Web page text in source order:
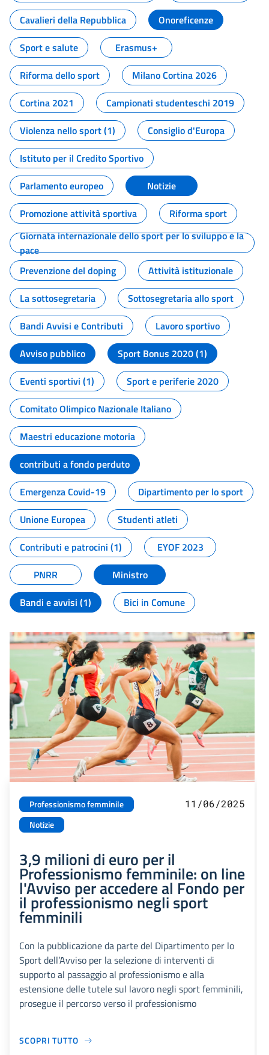
Cavalieri della Repubblica
Onoreficenze
Sport e salute
Erasmus+
Riforma dello sport
Milano Cortina 2026
Cortina 2021
Campionati studenteschi 2019
Violenza nello sport (1)
Consiglio d'Europa
Istituto per il Credito Sportivo
Parlamento europeo
Notizie
Promozione attività sportiva
Riforma sport
Giornata internazionale dello sport per lo sviluppo e la
pace
Prevenzione del doping
Attività istituzionale
La sottosegretaria
Sottosegretaria allo sport
Bandi Avvisi e Contributi
Lavoro sportivo
Avviso pubblico
Sport Bonus 2020 (1)
Eventi sportivi (1)
Sport e periferie 2020
Comitato Olimpico Nazionale Italiano
Maestri educazione motoria
contributi a fondo perduto
Emergenza Covid-19
Dipartimento per lo sport
Unione Europea
Studenti atleti
Contributi e patrocini (1)
EYOF 2023
PNRR
Ministro
Bandi e avvisi (1)
Bici in Comune
Professionismo femminile
Notizie
11/06/2025
3,9 milioni di euro per il
Professionismo femminile: on line
l'Avviso per accedere al Fondo per
il professionismo negli sport
femminili
Con la pubblicazione da parte del Dipartimento per lo
Sport dell’Avviso per la selezione di interventi di
supporto al passaggio al professionismo e alla
estensione delle tutele sul lavoro negli sport femminili,
prosegue il percorso verso il professionismo
SCOPRI TUTTO